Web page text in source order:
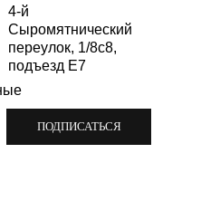
ПОДПИСАТЬСЯ
4-й
Сыромятнический
переулок, 1/8с8,
подъезд Е7